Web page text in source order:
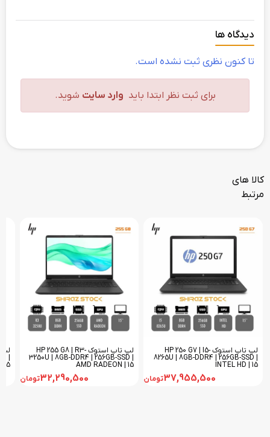
دیدگاه ها
تا کنون نظری ثبت نشده است.
برای ثبت نظر ابتدا باید وارد سایت شوید.
کالا های
مرتبط
لپ تاپ استوک HP 250 G7 | I5-
8265U | 8GB-DDR4 | 256GB-SSD |
INTEL HD | 15
37,955,500تومان
لپ تاپ استوک HP 255 G8 | R3-
3250U | 8GB-DDR4 | 256GB-SSD |
AMD RADEON | 15
32,290,500تومان
15